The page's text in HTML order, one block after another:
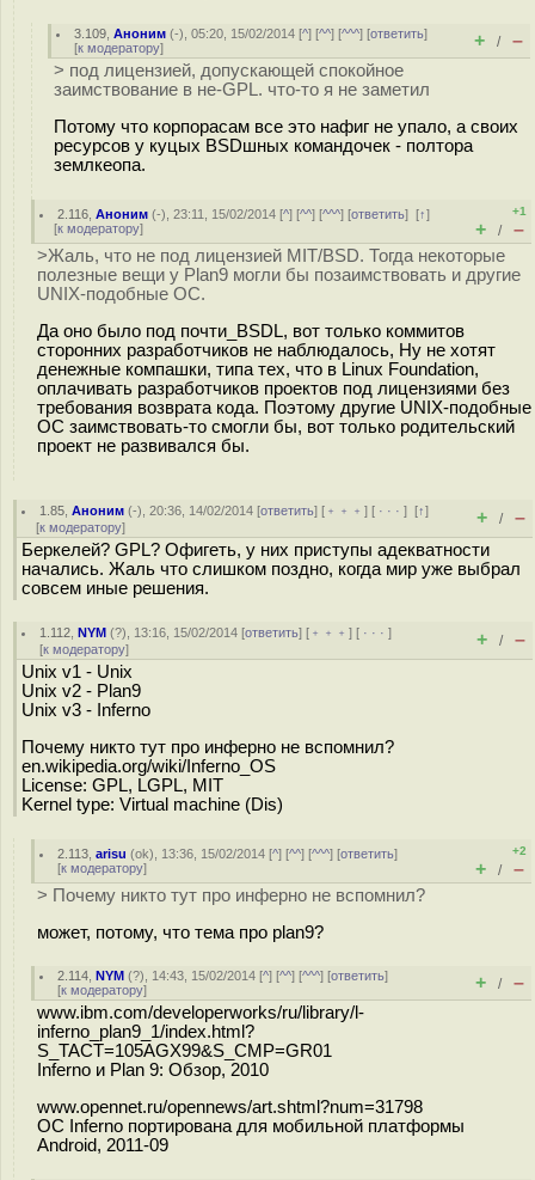
3.109 ,Аноним (-), 05:20, 15/02/2014 [^] [^^] [^^^] [ответить]
[к модератору] + / –
> под лицензией, допускающей спокойное
заимствование в не-GPL. что-то я не заметил
Потому что корпорасам все это нафиг не упало, а своих
ресурсов у куцых BSDшных командочек - полтора
землкеопа.
2.116 ,Аноним (-), 23:11, 15/02/2014 [^] [^^] [^^^] [ответить][↑]
[к модератору]
+1
+ / –
>Жаль, что не под лицензией MIT/BSD. Тогда некоторые
полезные вещи у Plan9 могли бы позаимствовать и другие
UNIX-подобные ОС.
Да оно было под почти_BSDL, вот только коммитов
сторонних разработчиков не наблюдалось, Ну не хотят
денежные компашки, типа тех, что в Linux Foundation,
оплачивать разработчиков проектов под лицензиями без
требования возврата кода. Поэтому другие UNIX-подобные
ОС заимствовать-то смогли бы, вот только родительский
проект не развивался бы.
1.85 ,Аноним (-), 20:36, 14/02/2014 [ответить] [ ﹢﹢﹢] [ · · ·][↑]
[к модератору] + / –
Беркелей? GPL? Офигеть, у них приступы адекватности
начались. Жаль что слишком поздно, когда мир уже выбрал
совсем иные решения.
1.112 ,NYM (?), 13:16, 15/02/2014 [ответить] [ ﹢﹢﹢] [ · · ·]
[к модератору] + / –
Unix v1 - Unix
Unix v2 - Plan9
Unix v3 - Inferno
Почему никто тут про инферно не вспомнил?
en.wikipedia.org/wiki/Inferno_OS
License: GPL, LGPL, MIT
Kernel type: Virtual machine (Dis)
2.113 ,arisu (ok), 13:36, 15/02/2014 [^] [^^] [^^^] [ответить]
[к модератору]
+2
+ / –
> Почему никто тут про инферно не вспомнил?
может, потому, что тема про plan9?
2.114 ,NYM (?), 14:43, 15/02/2014 [^] [^^] [^^^] [ответить]
[к модератору] + / –
www.ibm.com/developerworks/ru/library/l-
inferno_plan9_1/index.html?
S_TACT=105AGX99&S_CMP=GR01
Inferno и Plan 9: Обзор, 2010
www.opennet.ru/opennews/art.shtml?num=31798
ОС Inferno портирована для мобильной платформы
Android, 2011-09